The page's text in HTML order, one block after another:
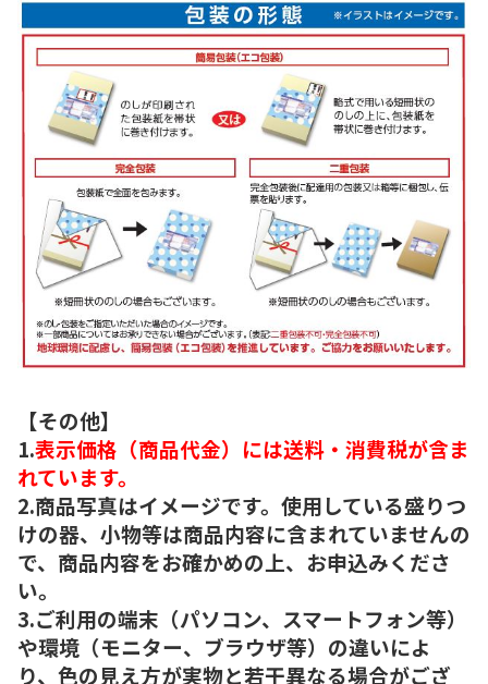
【その他】
1.表示価格（商品代金）には送料・消費税が含ま
れています。
2.商品写真はイメージです。使用している盛りつ
けの器、小物等は商品内容に含まれていませんの
で、商品内容をお確かめの上、お申込みくださ
い。
3.ご利用の端末（パソコン、スマートフォン等）
や環境（モニター、ブラウザ等）の違いによ
り、色の見え方が実物と若干異なる場合がござ